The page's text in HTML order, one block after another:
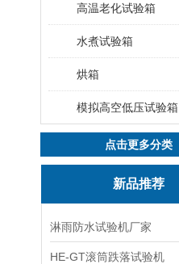
高温老化试验箱
水煮试验箱
烘箱
模拟高空低压试验箱
点击更多分类
新品推荐
淋雨防水试验机厂家
HE-GT滚筒跌落试验机